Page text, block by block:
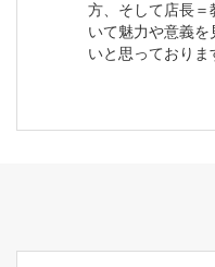
方、そして店長＝
いて魅力や意義を
いと思っておりま